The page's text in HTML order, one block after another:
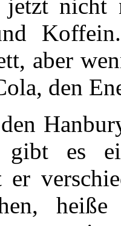
jetzt nicht
aber
den
es